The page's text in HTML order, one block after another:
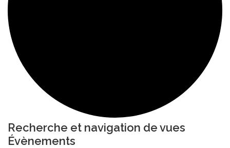
Recherche et navigation de vues
Évènements